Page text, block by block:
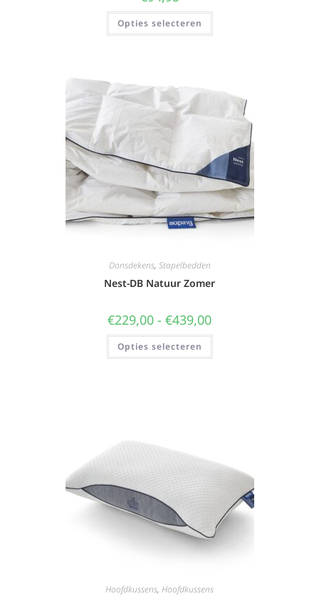
Opties selecteren
Donsdekens, Stapelbedden
Nest-DB Natuur Zomer
€229,00 - €439,00
Opties selecteren
Hoofdkussens, Hoofdkussens